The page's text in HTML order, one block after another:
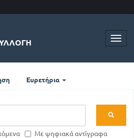
Ευρετήρια
Με ψηφιακά αντίγραφα